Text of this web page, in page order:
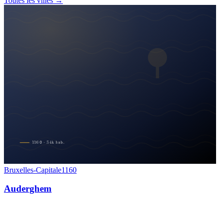
1160 · 34 k hab.
Bruxelles-Capitale1160
Auderghem